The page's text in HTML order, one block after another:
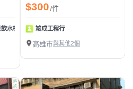
水機 加水站(24小時)
$300/件
竣成工程行
高雄市與其他2個